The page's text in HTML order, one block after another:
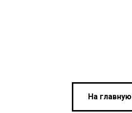
На главную